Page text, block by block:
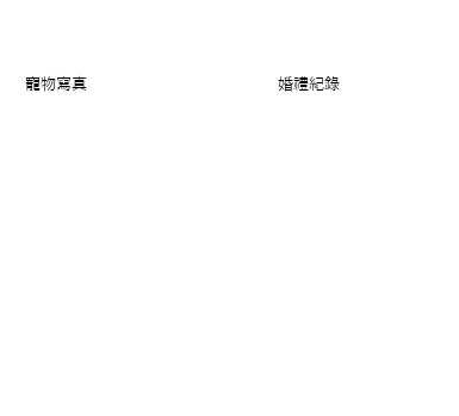
寵物寫真 婚禮紀錄